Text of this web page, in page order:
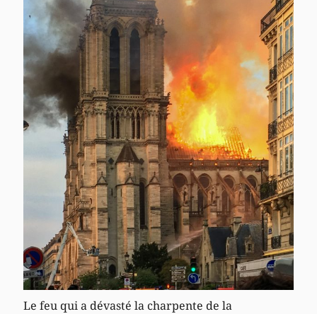
Le feu qui a dévasté la charpente de la